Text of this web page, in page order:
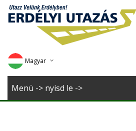
Magyar
Deutsch
Menü -> nyisd le ->